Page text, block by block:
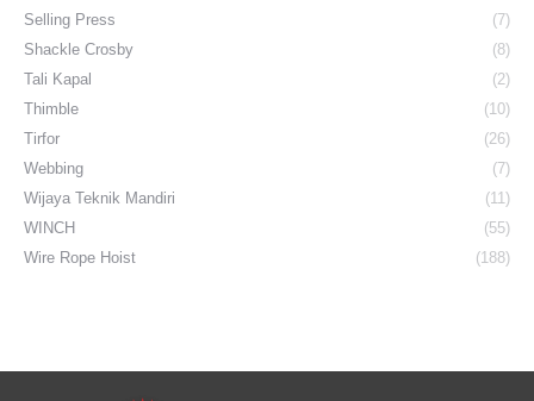
Selling Press
(7)
Shackle Crosby
(8)
Tali Kapal
(2)
Thimble
(10)
Tirfor
(26)
Webbing
(7)
Wijaya Teknik Mandiri
(11)
WINCH
(55)
Wire Rope Hoist
(188)